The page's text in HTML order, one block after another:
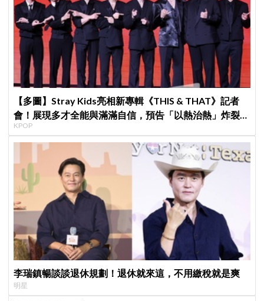
【多圖】Stray Kids亮相新專輯《THIS & THAT》記者
會！展現多才全能與滿滿自信，預告「以熱治熱」炸裂夏
日音樂圈
KPOP
李瑞鎮暢談談退休規劃！退休就來這，不用繳稅就是爽
明星